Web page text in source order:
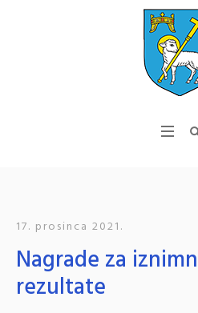
17. prosinca 2021.
Nagrade za
rezultate